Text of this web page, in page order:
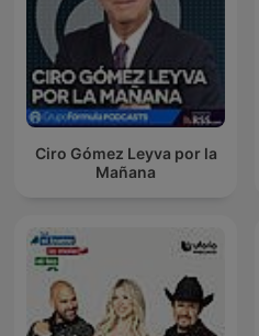
Ciro Gómez Leyva por la
Mañana